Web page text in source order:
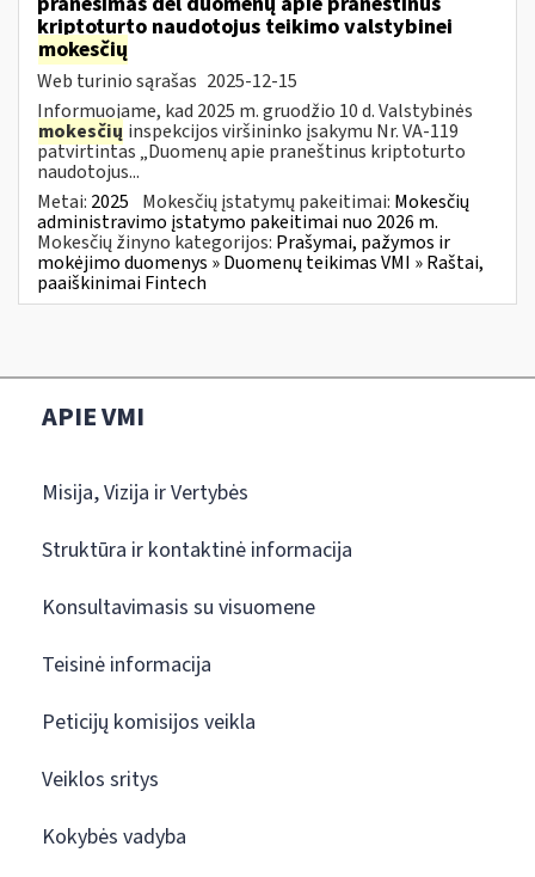
kriptoturto naudotojus teikimo valstybinei
mokesčių
Web turinio sąrašas 2025-12-15
Informuojame, kad 2025 m. gruodžio 10 d. Valstybinės
mokesčių inspekcijos viršininko įsakymu Nr. VA-119
patvirtintas „Duomenų apie praneštinus kriptoturto
naudotojus...
Metai: 2025 Mokesčių įstatymų pakeitimai: Mokesčių
administravimo įstatymo pakeitimai nuo 2026 m.
Mokesčių žinyno kategorijos: Prašymai, pažymos ir
mokėjimo duomenys » Duomenų teikimas VMI » Raštai,
paaiškinimai Fintech
APIE VMI
Misija, Vizija ir Vertybės
Struktūra ir kontaktinė informacija
Konsultavimasis su visuomene
Teisinė informacija
Peticijų komisijos veikla
Veiklos sritys
Kokybės vadyba